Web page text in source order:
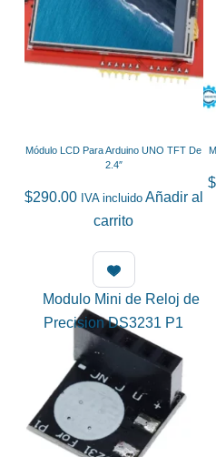
Módulo LCD Para Arduino UNO TFT De
2.4″
$290.00 IVA incluido Añadir al
carrito
$